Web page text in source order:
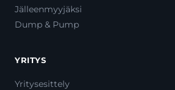
Jälleenmyyjäksi
Dump & Pump
YRITYS
Yritysesittely